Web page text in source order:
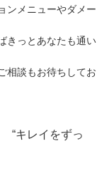
ンメニューやダメー
きっとあなたも通い
相談もお待ちしてお
“キレイをずっ